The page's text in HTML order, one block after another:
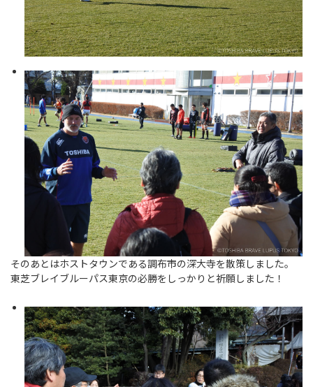
そのあとはホストタウンである調布市の深大寺を散策しました。
東芝ブレイブルーパス東京の必勝をしっかりと祈願しました！